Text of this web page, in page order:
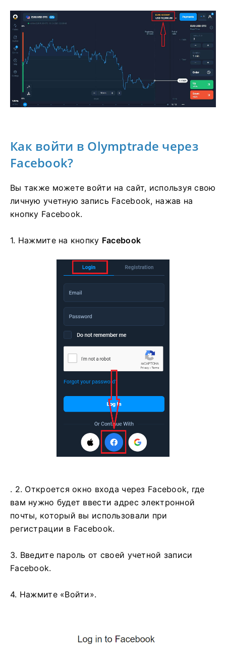
Как войти в Olymptrade через
Facebook?
Вы также можете войти на сайт, используя свою
личную учетную запись Facebook, нажав на
кнопку Facebook.
1. Нажмите на кнопку Facebook
. 2. Откроется окно входа через Facebook, где
вам нужно будет ввести адрес электронной
почты, который вы использовали при
регистрации в Facebook.
3. Введите пароль от своей учетной записи
Facebook.
4. Нажмите «Войти».